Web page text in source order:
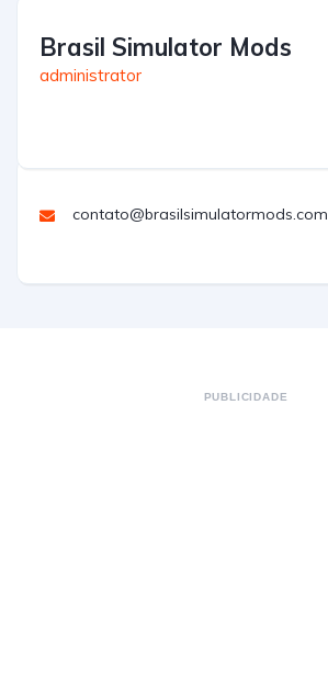
Brasil Simulator Mods
administrator
contato@brasilsimulatormods.com
PUBLICIDADE